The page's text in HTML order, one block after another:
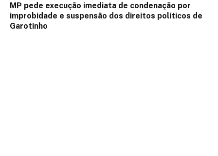
MP pede execução imediata de condenação por
improbidade e suspensão dos direitos políticos de
Garotinho